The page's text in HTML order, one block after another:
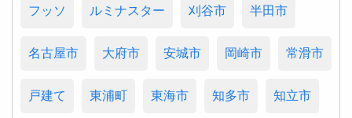
フッソ ルミナスター 刈谷市 半田市
名古屋市 大府市 安城市 岡崎市 常滑市
戸建て 東浦町 東海市 知多市 知立市